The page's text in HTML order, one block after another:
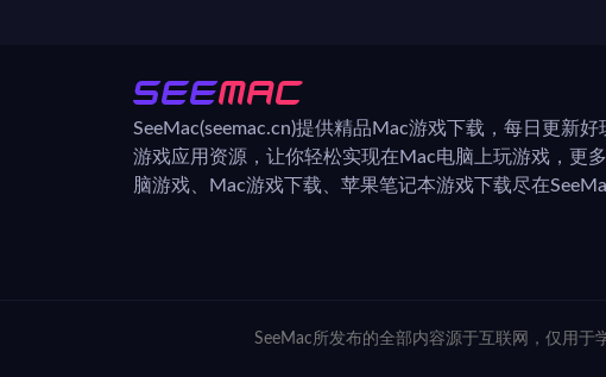
SeeMac(seemac.cn)提供精品Mac游戏下载，每日更新好
游戏应用资源，让你轻松实现在Mac电脑上玩游戏，更
脑游戏、Mac游戏下载、苹果笔记本游戏下载尽在
SeeMac所发布的全部内容源于互联网，仅用